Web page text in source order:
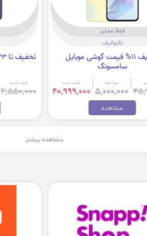
فعلا معتبر
تکنولایف
تخفیف 11% قیمت گوشی موبایل
سامسونگ
سود شما
5,000,000
قیمت جدید
40,999,000
مشاهده
تخفیف تا 23% خرید آنلاین گوشی موبایل
قیمت قدیم
2,550,000
مشاهده بیشتر